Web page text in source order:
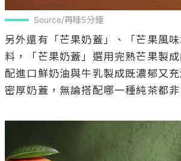
Source/再睡5分鐘
另外還有「芒果奶蓋」、「芒果風
料，「芒果奶蓋」選用完熟芒果製
配進口鮮奶油與牛乳製成既濃郁又
密厚奶蓋，無論搭配哪一種純茶都非